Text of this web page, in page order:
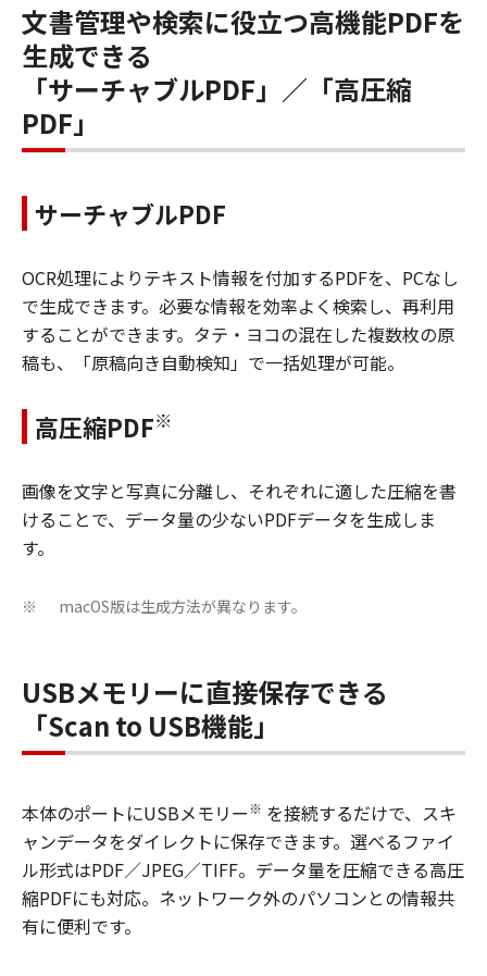
文書管理や検索に役立つ高機能PDFを
生成できる
「サーチャブルPDF」／「高圧縮
PDF」
サーチャブルPDF
OCR処理によりテキスト情報を付加するPDFを、PCなし
で生成できます。必要な情報を効率よく検索し、再利用
することができます。タテ・ヨコの混在した複数枚の原
稿も、「原稿向き自動検知」で一括処理が可能。
高圧縮PDF※
画像を文字と写真に分離し、それぞれに適した圧縮を書
けることで、データ量の少ないPDFデータを生成しま
す。
※ macOS版は生成方法が異なります。
USBメモリーに直接保存できる
「Scan to USB機能」
本体のポートにUSBメモリー※ を接続するだけで、スキ
ャンデータをダイレクトに保存できます。選べるファイ
ル形式はPDF／JPEG／TIFF。データ量を圧縮できる高圧
縮PDFにも対応。ネットワーク外のパソコンとの情報共
有に便利です。